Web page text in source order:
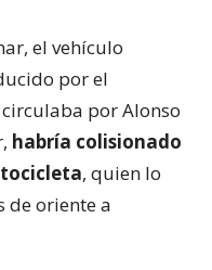
el vehículo
por el
por Alonso
habría colisionado
, quien lo
de oriente a